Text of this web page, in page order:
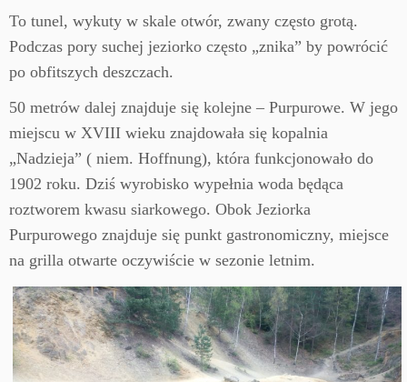
To tunel, wykuty w skale otwór, zwany często grotą.
Podczas pory suchej jeziorko często „znika” by powrócić
po obfitszych deszczach.
50 metrów dalej znajduje się kolejne – Purpurowe. W jego
miejscu w XVIII wieku znajdowała się kopalnia
„Nadzieja” ( niem. Hoffnung), która funkcjonowało do
1902 roku. Dziś wyrobisko wypełnia woda będąca
roztworem kwasu siarkowego. Obok Jeziorka
Purpurowego znajduje się punkt gastronomiczny, miejsce
na grilla otwarte oczywiście w sezonie letnim.